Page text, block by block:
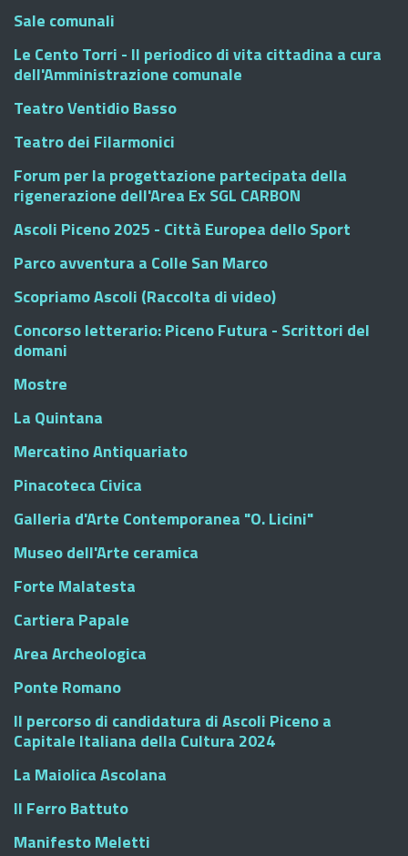
Sale comunali
Le Cento Torri - Il periodico di vita cittadina a cura
dell'Amministrazione comunale
Teatro Ventidio Basso
Teatro dei Filarmonici
Forum per la progettazione partecipata della
rigenerazione dell'Area Ex SGL CARBON
Ascoli Piceno 2025 - Città Europea dello Sport
Parco avventura a Colle San Marco
Scopriamo Ascoli (Raccolta di video)
Concorso letterario: Piceno Futura - Scrittori del
domani
Mostre
La Quintana
Mercatino Antiquariato
Pinacoteca Civica
Galleria d'Arte Contemporanea "O. Licini"
Museo dell'Arte ceramica
Forte Malatesta
Cartiera Papale
Area Archeologica
Ponte Romano
Il percorso di candidatura di Ascoli Piceno a
Capitale Italiana della Cultura 2024
La Maiolica Ascolana
Il Ferro Battuto
Manifesto Meletti